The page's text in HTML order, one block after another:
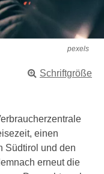
pexels
Schriftgröße
einen
Südtirol und den
erneut die